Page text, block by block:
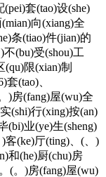
套(tao)设(she)
向(xiang)全
条(tiao)件(jian)的
不(bu)受(shou)工
(qu)限(xian)制
(tao)、
)房(fang)屋(wu)全
(shi)行(xing)按(an)
(bi)业(ye)生(sheng)
客(ke)厅(ting)、(、)
和(he)厨(chu)房
(。)房(fang)屋(wu)